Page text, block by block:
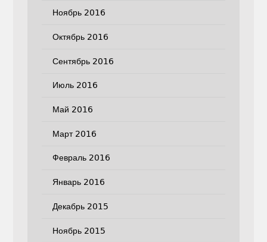
Ноябрь 2016
Октябрь 2016
Сентябрь 2016
Июль 2016
Май 2016
Март 2016
Февраль 2016
Январь 2016
Декабрь 2015
Ноябрь 2015